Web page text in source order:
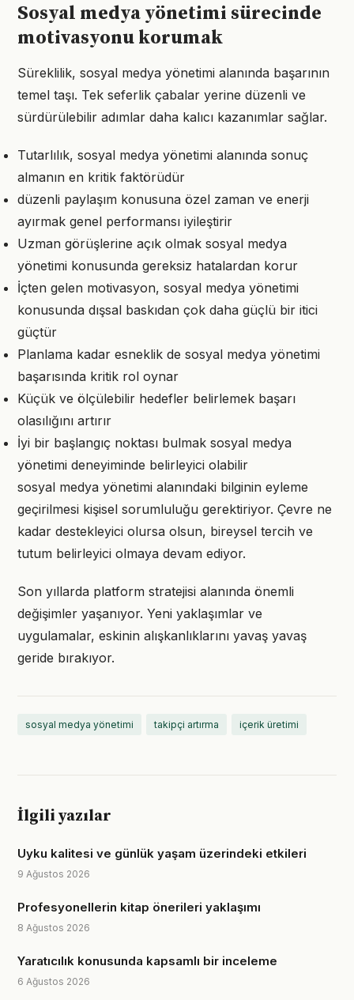
Sosyal medya yönetimi sürecinde
motivasyonu korumak
Süreklilik, sosyal medya yönetimi alanında başarının
temel taşı. Tek seferlik çabalar yerine düzenli ve
sürdürülebilir adımlar daha kalıcı kazanımlar sağlar.
Tutarlılık, sosyal medya yönetimi alanında sonuç
almanın en kritik faktörüdür
düzenli paylaşım konusuna özel zaman ve enerji
ayırmak genel performansı iyileştirir
Uzman görüşlerine açık olmak sosyal medya
yönetimi konusunda gereksiz hatalardan korur
İçten gelen motivasyon, sosyal medya yönetimi
konusunda dışsal baskıdan çok daha güçlü bir itici
güçtür
Planlama kadar esneklik de sosyal medya yönetimi
başarısında kritik rol oynar
Küçük ve ölçülebilir hedefler belirlemek başarı
olasılığını artırır
İyi bir başlangıç noktası bulmak sosyal medya
yönetimi deneyiminde belirleyici olabilir
sosyal medya yönetimi alanındaki bilginin eyleme
geçirilmesi kişisel sorumluluğu gerektiriyor. Çevre ne
kadar destekleyici olursa olsun, bireysel tercih ve
tutum belirleyici olmaya devam ediyor.
Son yıllarda platform stratejisi alanında önemli
değişimler yaşanıyor. Yeni yaklaşımlar ve
uygulamalar, eskinin alışkanlıklarını yavaş yavaş
geride bırakıyor.
sosyal medya yönetimi takipçi artırma içerik üretimi
İlgili yazılar
Uyku kalitesi ve günlük yaşam üzerindeki etkileri
9 Ağustos 2026
Profesyonellerin kitap önerileri yaklaşımı
8 Ağustos 2026
Yaratıcılık konusunda kapsamlı bir inceleme
6 Ağustos 2026